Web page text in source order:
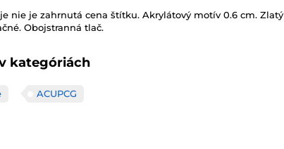
nie je zahrnutá cena štítku. Akrylátový motív 0.6 cm. Zlatý
Obojstranná tlač.
kategóriách
ACUPCG